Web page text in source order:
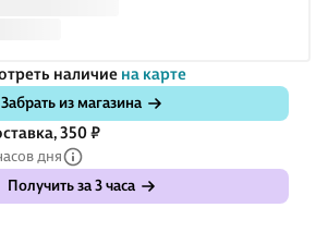
наличие на карте
Забрать из магазина
350 ₽
дня
Получить за 3 часа